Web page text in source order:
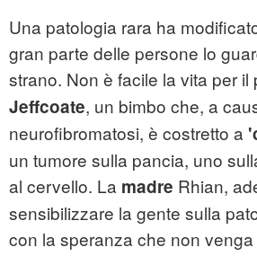
Una patologia rara ha
gran parte delle persone lo
strano. Non è facile la vita per il
Jeffcoate, un bimbo che, a
neurofibromatosi, è costretto a
un tumore sulla pancia, uno
al cervello. La madre Rhian,
sensibilizzare la gente sulla
con la speranza che non